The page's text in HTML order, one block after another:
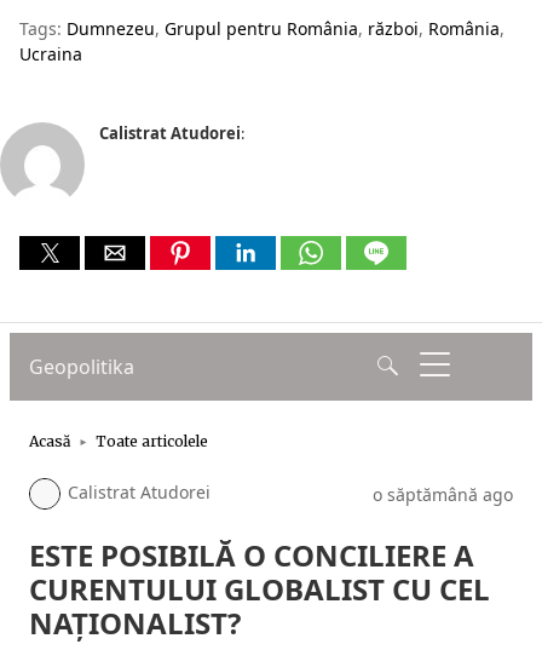
Tags: Dumnezeu Grupul pentru România război România
Ucraina
Calistrat Atudorei: